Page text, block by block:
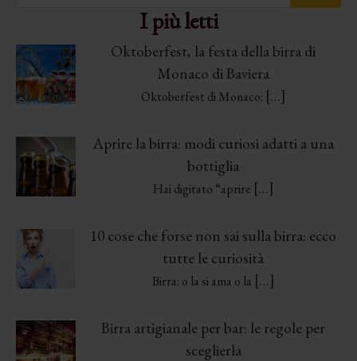
I più letti
Oktoberfest, la festa della birra di
Monaco di Baviera
Oktoberfest di Monaco: […]
Aprire la birra: modi curiosi adatti a una
bottiglia
Hai digitato “aprire […]
10 cose che forse non sai sulla birra: ecco
tutte le curiosità
Birra: o la si ama o la […]
Birra artigianale per bar: le regole per
sceglierla